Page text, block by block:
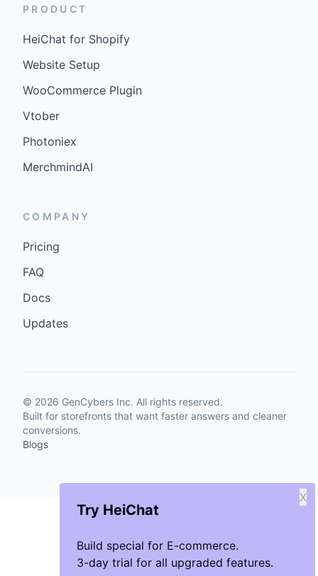
Try HeiChat
Build special for E-commerce.
3-day trial for all upgraded features.
X
PRODUCT
HeiChat for Shopify
Website Setup
WooCommerce Plugin
Vtober
Photoniex
MerchmindAI
COMPANY
Pricing
FAQ
Docs
Updates
© 2026 GenCybers Inc. All rights reserved.
Built for storefronts that want faster answers and cleaner
conversions.
Blogs